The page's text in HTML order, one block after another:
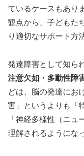
ているケースもあり
観点から、子どもた
り適切なサポート方
発達障害として知ら
注意欠如・多動性障
どは、脳の発達にお
害」というよりも「
「神経多様性（ニ
理解されるようにな